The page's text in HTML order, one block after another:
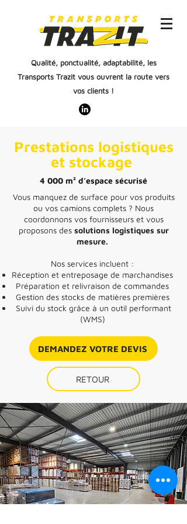
Qualité, ponctualité, adaptabilité, les
Transports Trazit vous ouvrent la route vers
vos clients !
Prestations logistiques
et stockage
4 000 m² d’espace sécurisé
Vous manquez de surface pour vos produits
ou vos camions complets ? Nous
coordonnons vos fournisseurs et vous
proposons des solutions logistiques sur
mesure.
Nos services incluent :
Réception et entreposage de marchandises
Préparation et relivraison de commandes
Gestion des stocks de matières premières
Suivi du stock grâce à un outil performant
(WMS)
DEMANDEZ VOTRE DEVIS
RETOUR